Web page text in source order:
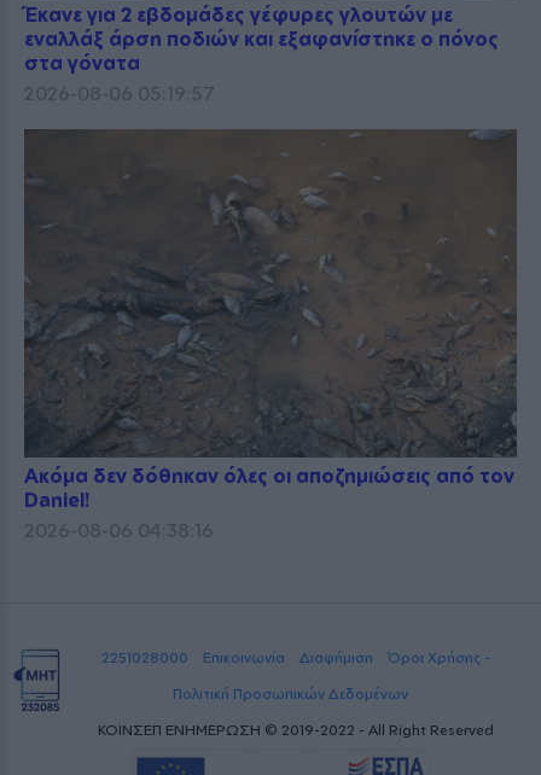
Έκανε για 2 εβδομάδες γέφυρες γλουτών με
εναλλάξ άρση ποδιών και εξαφανίστηκε ο πόνος
στα γόνατα
2026-08-06 05:19:57
Ακόμα δεν δόθηκαν όλες οι αποζημιώσεις από τον
Daniel!
2026-08-06 04:38:16
2251028000 Επικοινωνία Διαφήμιση
Όροι Χρήσης -
Πολιτική Προσωπικών Δεδομένων
ΚΟΙΝΣΕΠ ΕΝΗΜΕΡΩΣΗ © 2019-2022 - All Right Reserved